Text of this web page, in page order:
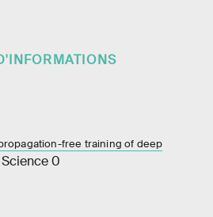
free training of deep
Science 0